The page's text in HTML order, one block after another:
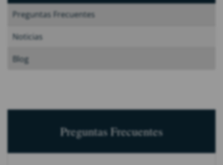
Preguntas Frecuentes
Noticias
Blog
Preguntas Frecuentes